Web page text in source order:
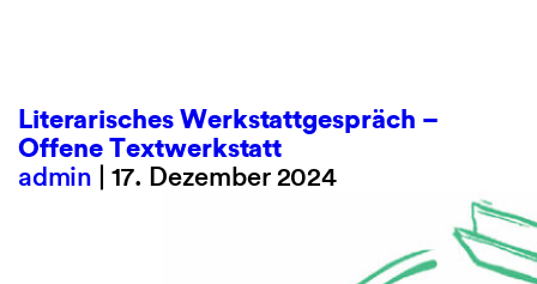
Literarisches Werkstattgespräch –
Offene Textwerkstatt
admin | 17. Dezember 2024